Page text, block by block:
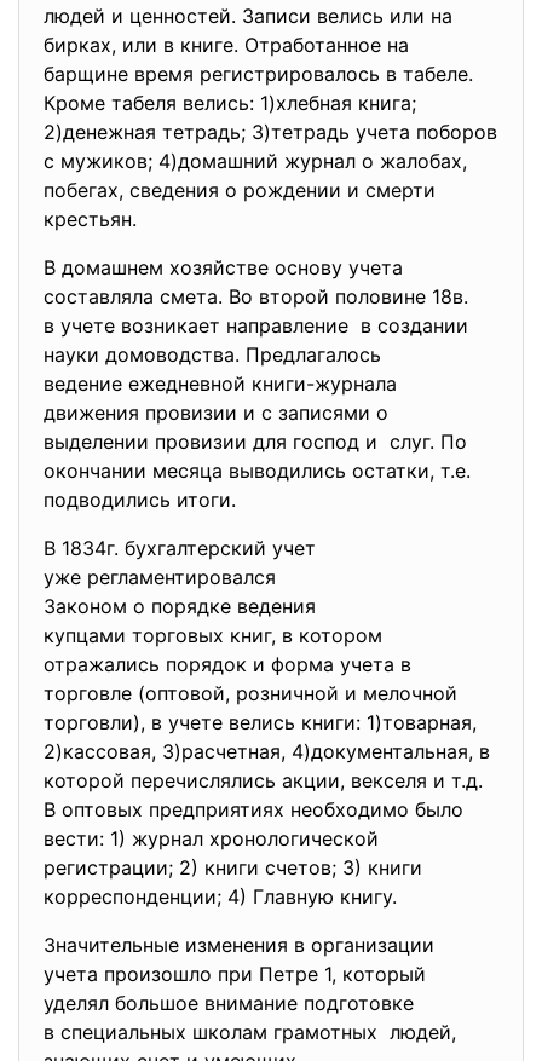
людей и ценностей. Записи велись или на
бирках, или в книге. Отработанное на
барщине время регистрировалось в табеле.
Кроме табеля велись: 1)хлебная книга;
2)денежная тетрадь; 3)тетрадь учета поборов
с мужиков; 4)домашний журнал о жалобах,
побегах, сведения о рождении и смерти
крестьян.
В домашнем хозяйстве основу учета
составляла смета. Во второй половине 18в.
в учете возникает направление в создании
науки домоводства. Предлагалось
ведение ежедневной книги-журнала
движения провизии и с записями о
выделении провизии для господ и слуг. По
окончании месяца выводились остатки, т.е.
подводились итоги.
В 1834г. бухгалтерский учет
уже регламентировался
Законом о порядке ведения
купцами торговых книг, в котором
отражались порядок и форма учета в
торговле (оптовой, розничной и мелочной
торговли), в учете велись книги: 1)товарная,
2)кассовая, 3)расчетная, 4)документальная, в
которой перечислялись акции, векселя и т.д.
В оптовых предприятиях необходимо было
вести: 1) журнал хронологической
регистрации; 2) книги счетов; 3) книги
корреспонденции; 4) Главную книгу.
Значительные изменения в организации
учета произошло при Петре 1, который
уделял большое внимание подготовке
в специальных школам грамотных людей,